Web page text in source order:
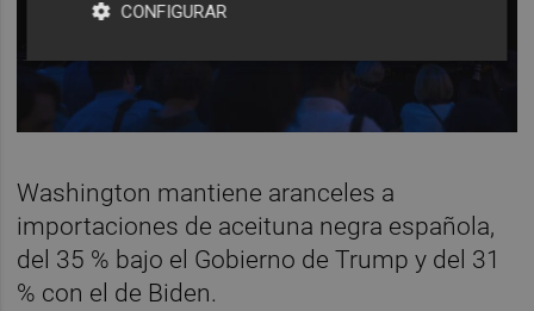
Washington mantiene aranceles a
importaciones de aceituna negra española,
del 35 % bajo el Gobierno de Trump y del 31
% con el de Biden.
CONFIGURAR